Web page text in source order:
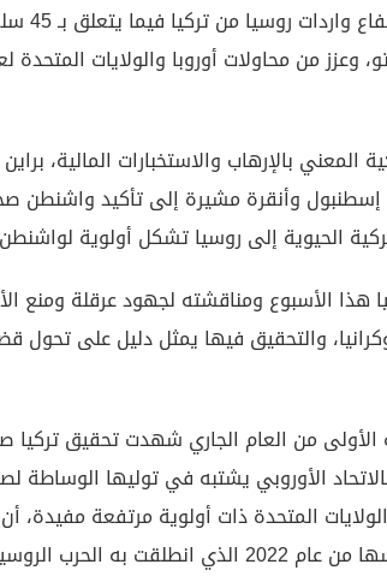
وأوضحت
وعزز من محاولات أوروبا والولايات المتحدة
بالإرهاب والاستخبارات المالية،
إسطنبول وأنقرة مشيرة إلى تأكيد واشنطن
الحيوية إلى روسيا تشكل أولوية
هذا الأسبوع ومناقشته لجهود عرقلة ومنع
والتحقيق فيها يمثل دليل على تحول
من العام الجاري شهدت تحقيق تركيا
الأوروبي يشتبه في توليها الوساطة
المتحدة ذات أولوية مرتفعة مفيدة،
يشكل ثلاثة أضعاف ما كان عليه خلال الفترة نفسها من عام 2022 الذي انطلقت